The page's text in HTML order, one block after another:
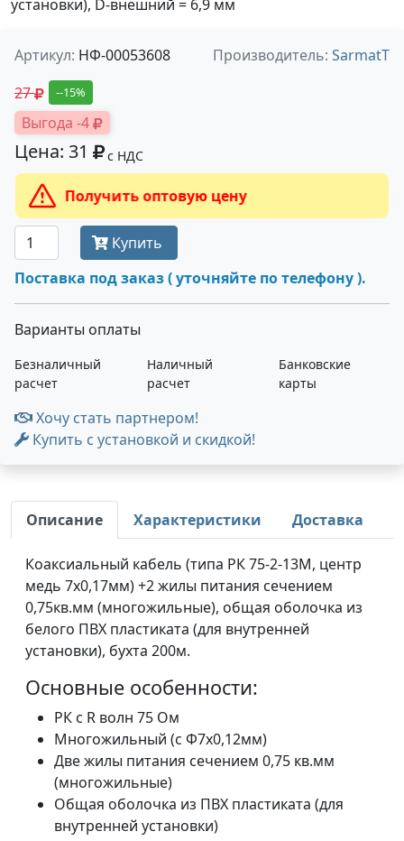
установки), D-внешний = 6,9 мм
Артикул: НФ-00053608 Производитель: SarmatT
27
--15%
Выгода -4
Цена: 31 с НДС
Получить оптовую цену
Купить
Поставка под заказ ( уточняйте по телефону ).
Варианты оплаты
Безналичный
расчет
Наличный
расчет
Банковские
карты
Хочу стать партнером!
Купить с установкой и скидкой!
Описание Характеристики Доставка
Коаксиальный кабель (типа РК 75-2-13М, центр
медь 7х0,17мм) +2 жилы питания сечением
0,75кв.мм (многожильные), общая оболочка из
белого ПВХ пластиката (для внутренней
установки), бухта 200м.
Основные особенности:
РК с R волн 75 Ом
Многожильный (с Ф7х0,12мм)
Две жилы питания сечением 0,75 кв.мм
(многожильные)
Общая оболочка из ПВХ пластиката (для
внутренней установки)